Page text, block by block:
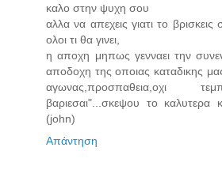
καλο στην ψυχη σου
αλλα να απεχεις γιατι το
ολοι τι θα γινει,
η αποχη μηπως γενναει την
αποδοχη της οποιας καταδικης
αγωνας,προσπαθεια,οχι
βαριεσαι"...σκεψου το καλυτερα
(john)
Απάντηση